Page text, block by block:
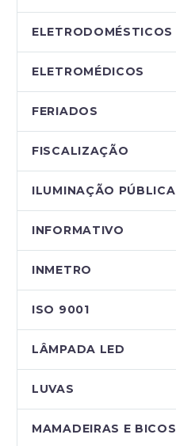
ELETRODOMÉSTICOS
ELETROMÉDICOS
FERIADOS
FISCALIZAÇÃO
ILUMINAÇÃO PÚBLICA
INFORMATIVO
INMETRO
ISO 9001
LÂMPADA LED
LUVAS
MAMADEIRAS E BICOS